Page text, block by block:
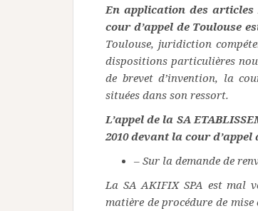
En application des articles
cour d’appel de Toulouse
Toulouse, juridiction
dispositions particulières
de brevet d’invention, la
situées dans son ressort.
L’appel de la SA
2010 devant la cour
– Sur la demande de
La SA AKIFIX SPA est mal
matière de procédure de